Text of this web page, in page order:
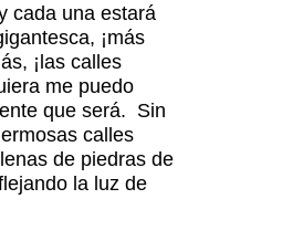
cada una estará
¡más
¡las calles
me puedo
que será. Sin
calles
de piedras de
la luz de